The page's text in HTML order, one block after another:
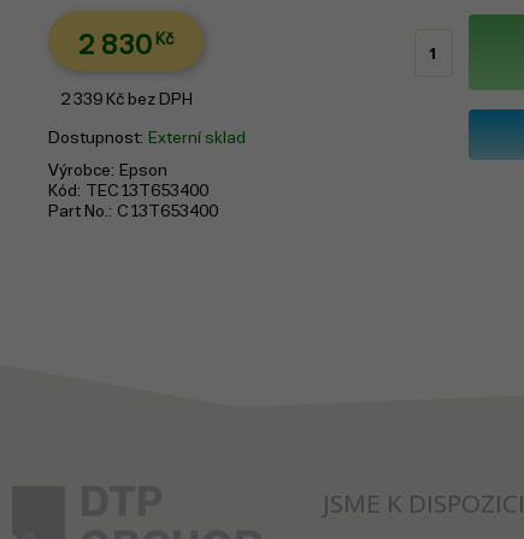
2 830 Kč
2 339 Kč bez DPH
Dostupnost Externí sklad
Výrobce
Epson
Kód
TEC13T653400
Part No.
C13T653400
JSME K DISPOZICI